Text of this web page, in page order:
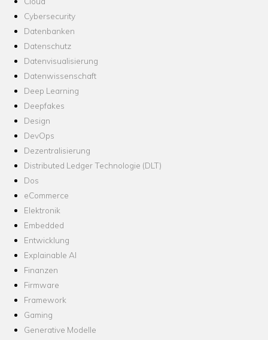
Cybersecurity
Datenbanken
Datenschutz
Datenvisualisierung
Datenwissenschaft
Deep Learning
Deepfakes
Design
DevOps
Dezentralisierung
Distributed Ledger Technologie (DLT)
Dos
eCommerce
Elektronik
Embedded
Entwicklung
Explainable AI
Finanzen
Firmware
Framework
Gaming
Generative Modelle